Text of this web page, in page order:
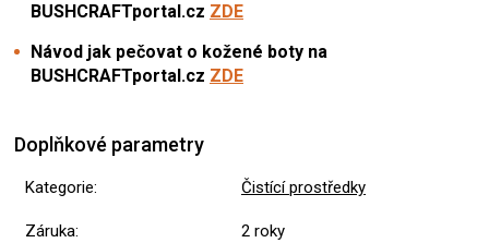
BUSHCRAFTportal.cz ZDE
Návod jak pečovat o kožené boty na
BUSHCRAFTportal.cz ZDE
Doplňkové parametry
Kategorie: Čistící prostředky
Záruka: 2 roky